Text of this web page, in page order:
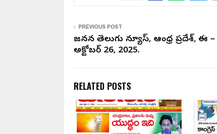
PREVIOUS POST
జనసేన తెలుగు న్యూస్, ఆంధ్ర ప్రదేశ్, ఈ
అక్టోబర్ 26, 2025.
RELATED POSTS